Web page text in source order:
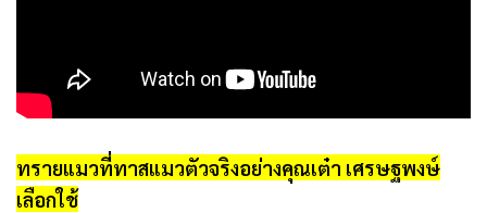
ทรายแมวที่ทาสแมวตัวจริงอย่างคุณเต๋า เศรษฐพงษ์
เลือกใช้